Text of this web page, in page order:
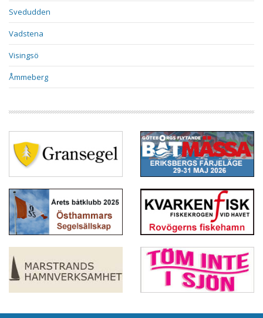
Svedudden
Vadstena
Visingsö
Åmmeberg